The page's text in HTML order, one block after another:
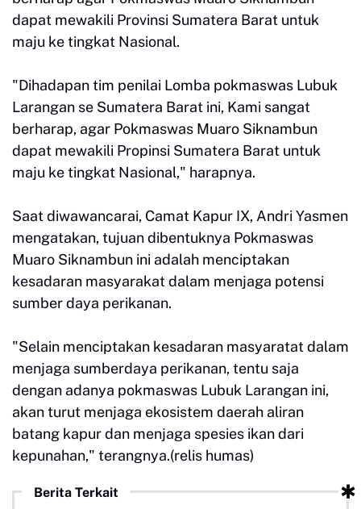
dapat mewakili Provinsi Sumatera Barat untuk
maju ke tingkat Nasional.
"Dihadapan tim penilai Lomba pokmaswas Lubuk
Larangan se Sumatera Barat ini, Kami sangat
berharap, agar Pokmaswas Muaro Siknambun
dapat mewakili Propinsi Sumatera Barat untuk
maju ke tingkat Nasional," harapnya.
Saat diwawancarai, Camat Kapur IX, Andri Yasmen
mengatakan, tujuan dibentuknya Pokmaswas
Muaro Siknambun ini adalah menciptakan
kesadaran masyarakat dalam menjaga potensi
sumber daya perikanan.
"Selain menciptakan kesadaran masyaratat dalam
menjaga sumberdaya perikanan, tentu saja
dengan adanya pokmaswas Lubuk Larangan ini,
akan turut menjaga ekosistem daerah aliran
batang kapur dan menjaga spesies ikan dari
kepunahan," terangnya.(relis humas)
Berita Terkait